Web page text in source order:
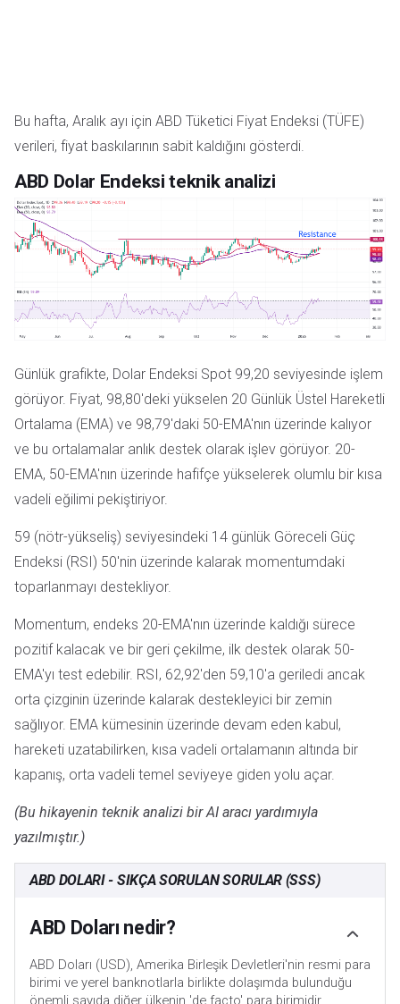
Bu hafta, Aralık ayı için ABD Tüketici Fiyat Endeksi (TÜFE)
verileri, fiyat baskılarının sabit kaldığını gösterdi.
ABD Dolar Endeksi teknik analizi
Günlük grafikte, Dolar Endeksi Spot 99,20 seviyesinde işlem
görüyor. Fiyat, 98,80'deki yükselen 20 Günlük Üstel Hareketli
Ortalama (EMA) ve 98,79'daki 50-EMA'nın üzerinde kalıyor
ve bu ortalamalar anlık destek olarak işlev görüyor. 20-
EMA, 50-EMA'nın üzerinde hafifçe yükselerek olumlu bir kısa
vadeli eğilimi pekiştiriyor.
59 (nötr-yükseliş) seviyesindeki 14 günlük Göreceli Güç
Endeksi (RSI) 50'nin üzerinde kalarak momentumdaki
toparlanmayı destekliyor.
Momentum, endeks 20-EMA'nın üzerinde kaldığı sürece
pozitif kalacak ve bir geri çekilme, ilk destek olarak 50-
EMA'yı test edebilir. RSI, 62,92'den 59,10'a geriledi ancak
orta çizginin üzerinde kalarak destekleyici bir zemin
sağlıyor. EMA kümesinin üzerinde devam eden kabul,
hareketi uzatabilirken, kısa vadeli ortalamanın altında bir
kapanış, orta vadeli temel seviyeye giden yolu açar.
(Bu hikayenin teknik analizi bir AI aracı yardımıyla
yazılmıştır.)
ABD DOLARI - SIKÇA SORULAN SORULAR (SSS)
ABD Doları nedir?
ABD Doları (USD), Amerika Birleşik Devletleri'nin resmi para
birimi ve yerel banknotlarla birlikte dolaşımda bulunduğu